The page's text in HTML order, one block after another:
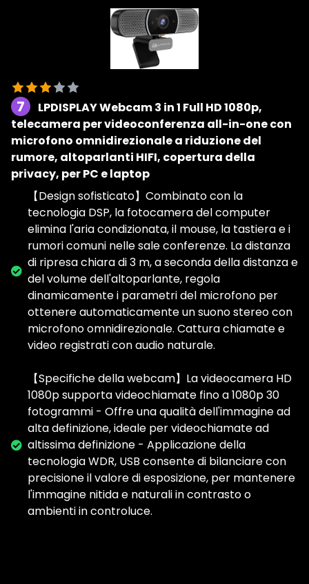
7
LPDISPLAY Webcam 3 in 1 Full HD 1080p,
telecamera per videoconferenza all-in-one con
microfono omnidirezionale a riduzione del
rumore, altoparlanti HIFI, copertura della
privacy, per PC e laptop
【Design sofisticato】Combinato con la
tecnologia DSP, la fotocamera del computer
elimina l'aria condizionata, il mouse, la tastiera e i
rumori comuni nelle sale conferenze. La distanza
di ripresa chiara di 3 m, a seconda della distanza e
del volume dell'altoparlante, regola
dinamicamente i parametri del microfono per
ottenere automaticamente un suono stereo con
microfono omnidirezionale. Cattura chiamate e
video registrati con audio naturale.
【Specifiche della webcam】La videocamera HD
1080p supporta videochiamate fino a 1080p 30
fotogrammi - Offre una qualità dell'immagine ad
alta definizione, ideale per videochiamate ad
altissima definizione - Applicazione della
tecnologia WDR, USB consente di bilanciare con
precisione il valore di esposizione, per mantenere
l'immagine nitida e naturali in contrasto o
ambienti in controluce.